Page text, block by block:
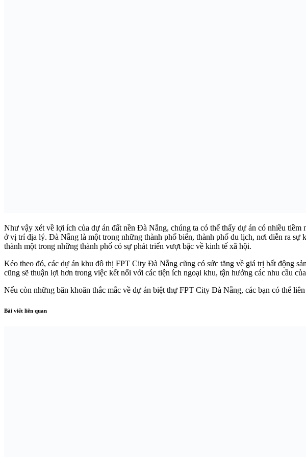
Như vậy xét về lợi ích của dự án đất nền Đà Nẵng, chúng ta có thể thấy dự án có nhiều
ở vị trí địa lý. Đà Nẵng là một trong những thành phố biển, thành phố du lịch, nơi diễn ra
thành một trong những thành phố có sự phát triển vượt bậc về kinh tế xã hội.
Kéo theo đó, các dự án khu đô thị FPT City Đà Nẵng cũng có sức tăng về giá trị bất động
cũng sẽ thuận lợi hơn trong việc kết nối với các tiện ích ngoại khu, tận hưởng các nhu cầu
Nếu còn những băn khoăn thắc mắc về dự án biệt thự FPT City Đà Nẵng, các bạn có thể
Bài viết liên quan